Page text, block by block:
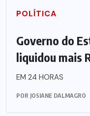
POLÍTICA
Governo do
liquidou mais
EM 24 HORAS
POR JOSIANE DALMAGRO